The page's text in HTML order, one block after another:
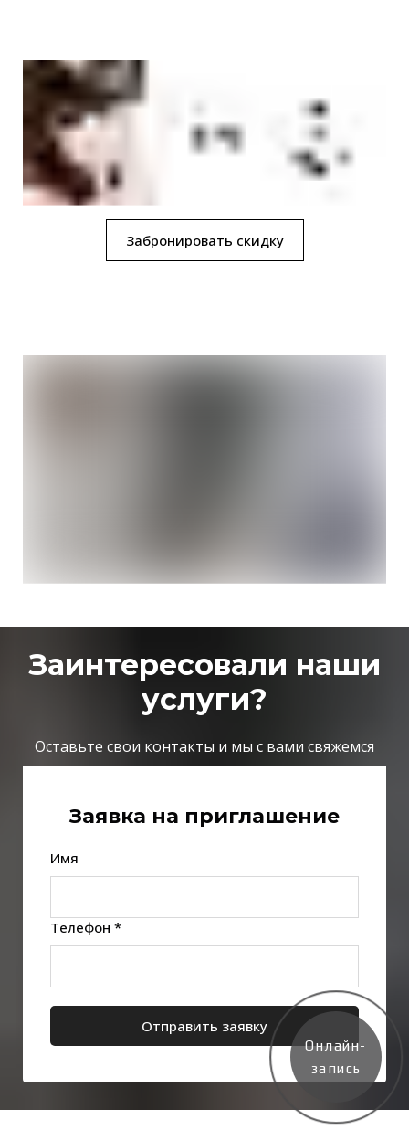
Забронировать скидку
Заинтересовали наши
услуги?
Оставьте свои контакты и мы с вами свяжемся
Заявка на приглашение
Имя
Телефон *
Отправить заявку
Онлайн-
запись